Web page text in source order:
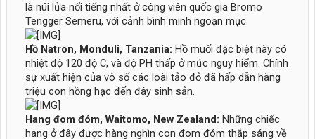
là núi lửa nổi tiếng nhất ở công viên quốc gia Bromo
Tengger Semeru, với cảnh bình minh ngoạn mục.
Hồ Natron, Monduli, Tanzania: Hồ muối đặc biệt này có
nhiệt độ 120 độ C, và độ PH thấp ở mức nguy hiểm. Chính
sự xuất hiện của vô số các loài tảo đỏ đã hấp dẫn hàng
triệu con hồng hạc đến đây sinh sản.
Hang đom đóm, Waitomo, New Zealand: Những chiếc
hang ở đây được hàng nghìn con đom đóm thắp sáng về